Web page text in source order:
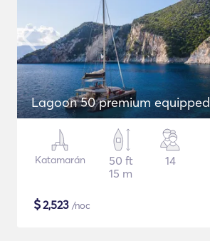
Lagoon 50 premium equipped
Katamarán
50 ft
15 m
14
$2,523 /noc